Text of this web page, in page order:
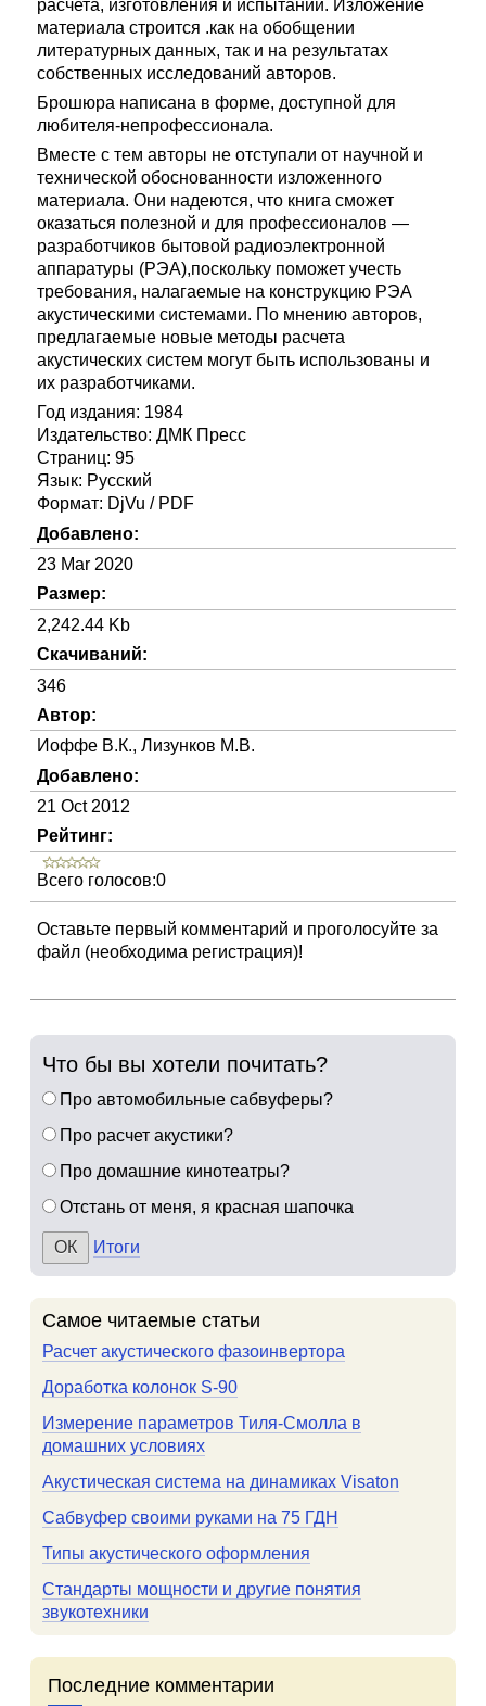
расчета, изготовления и испытаний. Изложение
материала строится .как на обобщении
литературных данных, так и на результатах
собственных исследований авторов.
Брошюра написана в форме, доступной для
любителя-непрофессионала.
Вместе с тем авторы не отступали от научной и
технической обоснованности изложенного
материала. Они надеются, что книга сможет
оказаться полезной и для профессионалов —
разработчиков бытовой радиоэлектронной
аппаратуры (РЭА),поскольку поможет учесть
требования, налагаемые на конструкцию РЭА
акустическими системами. По мнению авторов,
предлагаемые новые методы расчета
акустических систем могут быть использованы и
их разработчиками.
Год издания: 1984
Издательство: ДМК Пресс
Страниц: 95
Язык: Русский
Формат: DjVu / PDF
Добавлено:
23 Mar 2020
Размер:
2,242.44 Kb
Скачиваний:
346
Автор:
Иоффе В.К., Лизунков М.В.
Добавлено:
21 Oct 2012
Рейтинг:
Всего голосов:0
Оставьте первый комментарий и проголосуйте за
файл (необходима регистрация)!
Что бы вы хотели почитать?
Про автомобильные сабвуферы?
Про расчет акустики?
Про домашние кинотеатры?
Отстань от меня, я красная шапочка
Итоги
Самое читаемые статьи
Расчет акустического фазоинвертора
Доработка колонок S-90
Измерение параметров Тиля-Смолла в
домашних условиях
Акустическая система на динамиках Visaton
Сабвуфер своими руками на 75 ГДН
Типы акустического оформления
Стандарты мощности и другие понятия
звукотехники
Последние комментарии